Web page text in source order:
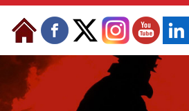
Μετάβαση στο περιεχόμενο